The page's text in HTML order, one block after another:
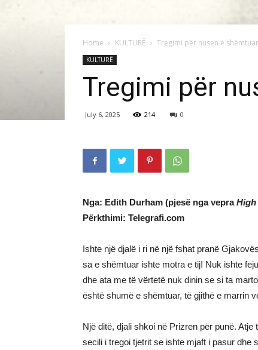
Home KULTURË Tregimi për nusen e shëmtuar
KULTURË
Tregimi për
July 6, 2025 214 0
Nga: Edith Durham (pjesë nga vepraHigh
Përkthimi: Telegrafi.com
Ishte një djalë i ri në një fshat pranë
sa e shëmtuar ishte motra e tij! Nuk ishte
dhe ata me të vërtetë nuk dinin se si ta
është shumë e shëmtuar, të gjithë e marrin
Një ditë, djali shkoi në Prizren për punë.
secili i tregoi tjetrit se ishte mjaft i pasur dhe